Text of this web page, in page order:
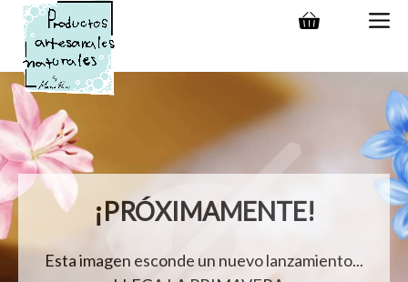
Saltar
contenido
¡PRÓXIMAMENTE!
Esta imagen esconde un nuevo lanzamiento...